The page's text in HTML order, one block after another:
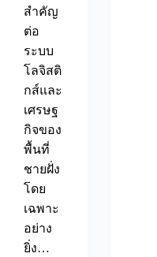
สำคัญ
ต่อ
ระบบ
โลจิสติ
กส์และ
เศรษฐ
กิจของ
พื้นที่
ชายฝั่ง
โดย
เฉพาะ
อย่าง
ยิ่ง…